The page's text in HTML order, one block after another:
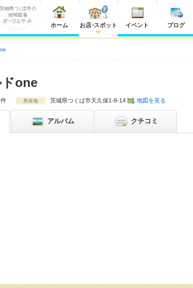
ホーム お店・スポット イベント ブログ
one
所在地 茨城県つくば市天久保1-8-14 地図を見る
アルバム クチコミ